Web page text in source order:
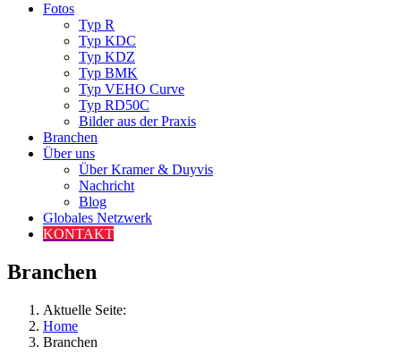
Fotos
Typ R
Typ KDC
Typ KDZ
Typ BMK
Typ VEHO Curve
Typ RD50C
Bilder aus der Praxis
Branchen
Über uns
Über Kramer & Duyvis
Nachricht
Blog
Globales Netzwerk
KONTAKT
Branchen
Aktuelle Seite:
Home
Branchen